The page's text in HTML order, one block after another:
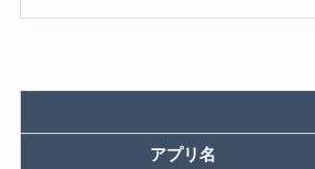
アプリ名